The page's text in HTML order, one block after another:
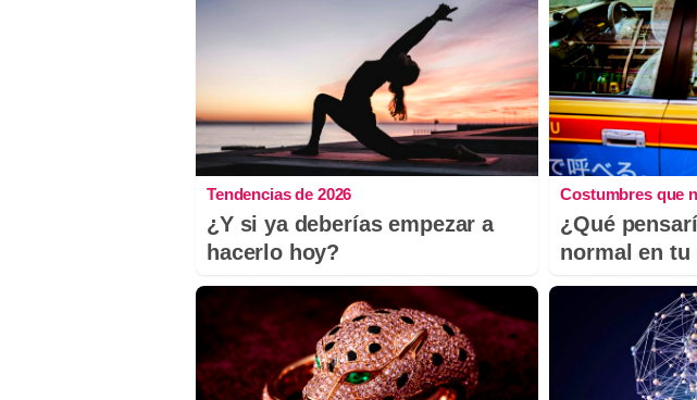
Tendencias de 2026
¿Y si ya deberías empezar a
hacerlo hoy?
Costumbres que
¿Qué
normal en tu